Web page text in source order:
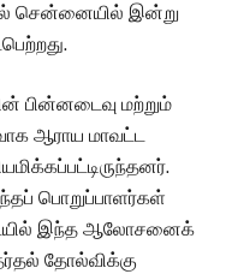
சென்னையில் இன்று
பின்னடைவு மற்றும்
ஆராய மாவட்ட
பொறுப்பாளர்கள்
இந்த ஆலோசனைக்
தோல்விக்கு